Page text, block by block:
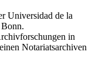
Universidad de la
in
Notariatsarchiven